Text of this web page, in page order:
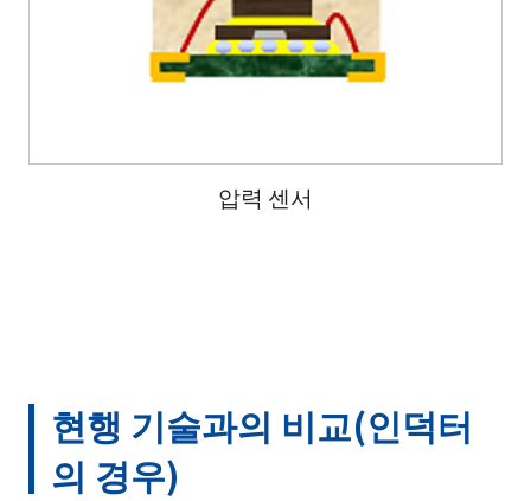
압력 센서
현행 기술과의 비교(인덕터
의 경우)